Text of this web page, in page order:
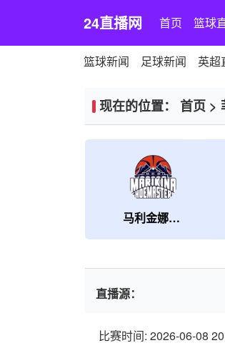
24直播网 首页 篮球
篮球新闻 足球新闻 英超
现在的位置： 首页 >
马利金娜鞋匠
直播源：
比赛时间: 2026-06-08